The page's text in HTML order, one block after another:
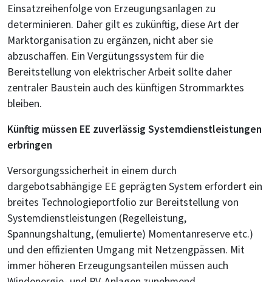
Einsatzreihenfolge von Erzeugungsanlagen zu
determinieren. Daher gilt es zukünftig, diese Art der
Marktorganisation zu ergänzen, nicht aber sie
abzuschaffen. Ein Vergütungssystem für die
Bereitstellung von elektrischer Arbeit sollte daher
zentraler Baustein auch des künftigen Strommarktes
bleiben.
Künftig müssen EE zuverlässig Systemdienstleistungen
erbringen
Versorgungssicherheit in einem durch
dargebotsabhängige EE geprägten System erfordert ein
breites Technologieportfolio zur Bereitstellung von
Systemdienstleistungen (Regelleistung,
Spannungshaltung, (emulierte) Momentanreserve etc.)
und den effizienten Umgang mit Netzengpässen. Mit
immer höheren Erzeugungsanteilen müssen auch